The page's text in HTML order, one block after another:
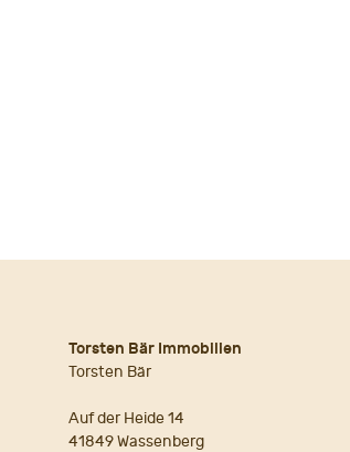
Torsten Bär Immobilien
Torsten Bär
Auf der Heide 14
41849 Wassenberg